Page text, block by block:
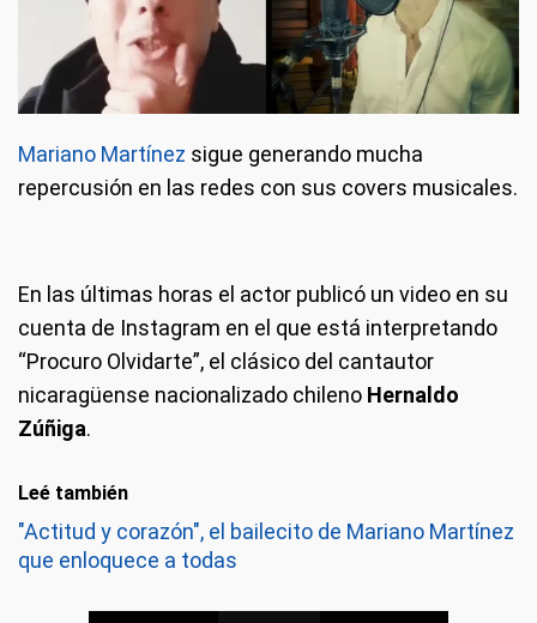
Mariano Martínez sigue generando mucha
repercusión en las redes con sus covers musicales.
En las últimas horas el actor publicó un video en su
cuenta de Instagram en el que está interpretando
“Procuro Olvidarte”, el clásico del cantautor
nicaragüense nacionalizado chileno Hernaldo
Zúñiga.
Leé también
"Actitud y corazón", el bailecito de Mariano Martínez
que enloquece a todas